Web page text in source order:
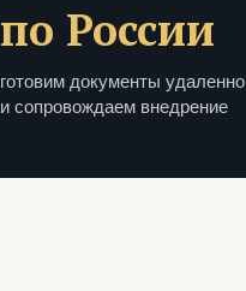
по России
готовим документы удаленно
и сопровождаем внедрение